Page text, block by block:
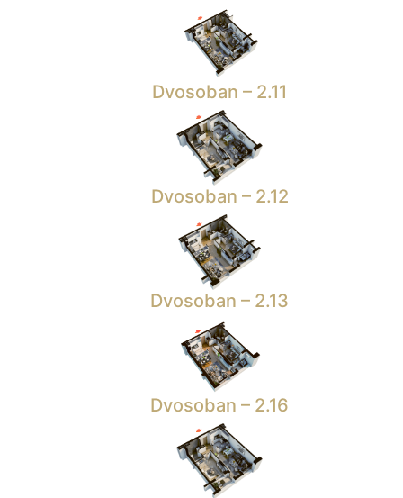
Dvosoban – 2.11
Dvosoban – 2.12
Dvosoban – 2.13
Dvosoban – 2.16